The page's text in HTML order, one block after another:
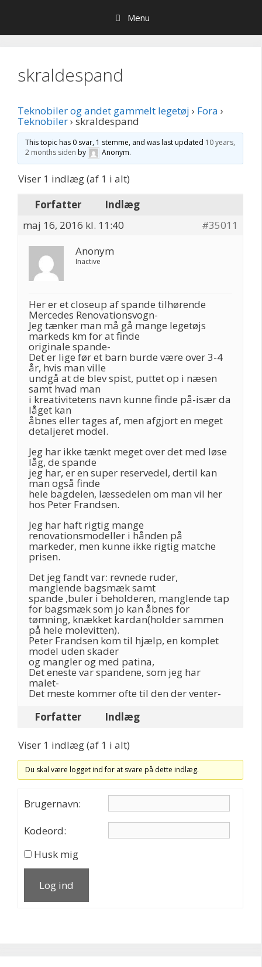
indhold
Menu
skraldespand
Teknobiler og andet gammelt legetøj › Fora ›
Teknobiler› skraldespand
This topic has 0 svar, 1 stemme, and was last updated 10 years,
2 months siden by Anonym.
Viser 1 indlæg (af 1 i alt)
Forfatter
Indlæg
maj 16, 2016 kl. 11:40
#35011
Anonym
Inactive
Her er et closeup af spande tilhørende
Mercedes Renovationsvogn-
Jeg tænker man må gå mange legetøjs
markeds km for at finde
originale spande-
Det er lige før et barn burde være over 3-4
år, hvis man ville
undgå at de blev spist, puttet op i næsen
samt hvad man
i kreativitetens navn kunne finde på-især da
låget kan
åbnes eller tages af, men afgjort en meget
detaljeret model.
Jeg har ikke tænkt meget over det med løse
låg, de spande
jeg har, er en super reservedel, dertil kan
man også finde
hele bagdelen, læssedelen om man vil her
hos Peter Frandsen.
Jeg har haft rigtig mange
renovationsmodeller i hånden på
markeder, men kunne ikke rigtig matche
prisen.
Det jeg fandt var: revnede ruder,
manglende bagsmæk samt
spande ,buler i beholderen, manglende tap
for bagsmæk som jo kan åbnes for
tømning, knækket kardan(holder sammen
på hele molevitten).
Peter Frandsen kom til hjælp, en komplet
model uden skader
og mangler og med patina,
Det eneste var spandene, som jeg har
malet-
Det meste kommer ofte til den der venter-
Forfatter
Indlæg
Viser 1 indlæg (af 1 i alt)
Du skal være logget ind for at svare på dette indlæg.
Brugernavn:
Kodeord:
Husk mig
Log ind